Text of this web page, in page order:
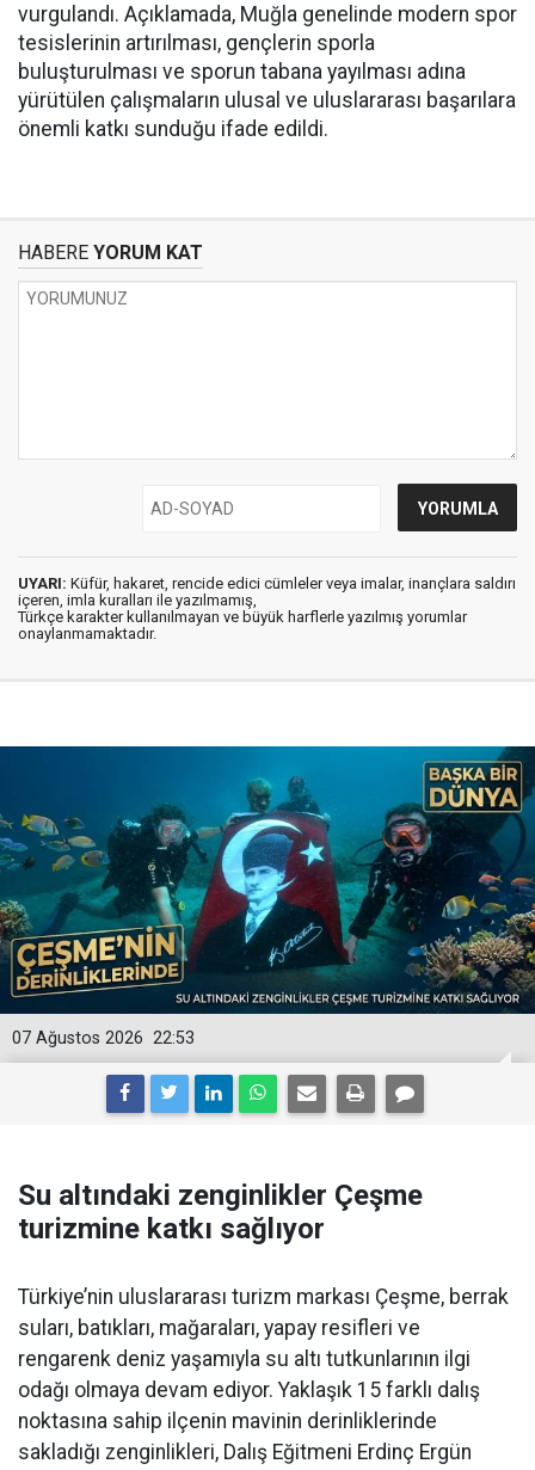
vurgulandı. Açıklamada, Muğla genelinde modern spor
tesislerinin artırılması, gençlerin sporla
buluşturulması ve sporun tabana yayılması adına
yürütülen çalışmaların ulusal ve uluslararası başarılara
önemli katkı sunduğu ifade edildi.
HABERE YORUM KAT
UYARI: Küfür, hakaret, rencide edici cümleler veya imalar, inançlara saldırı
içeren, imla kuralları ile yazılmamış,
Türkçe karakter kullanılmayan ve büyük harflerle yazılmış yorumlar
onaylanmamaktadır.
22:53
07 Ağustos 2026
Su altındaki zenginlikler Çeşme
turizmine katkı sağlıyor
Türkiye’nin uluslararası turizm markası Çeşme, berrak
suları, batıkları, mağaraları, yapay resifleri ve
rengarenk deniz yaşamıyla su altı tutkunlarının ilgi
odağı olmaya devam ediyor. Yaklaşık 15 farklı dalış
noktasına sahip ilçenin mavinin derinliklerinde
sakladığı zenginlikleri, Dalış Eğitmeni Erdinç Ergün